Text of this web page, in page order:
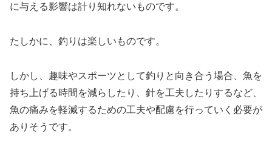
に与える影響は計り知れないものです。
たしかに、釣りは楽しいものです。
しかし、趣味やスポーツとして釣りと向き合う場合、魚を
持ち上げる時間を減らしたり、針を工夫したりするなど、
魚の痛みを軽減するための工夫や配慮を行っていく必要が
ありそうです。